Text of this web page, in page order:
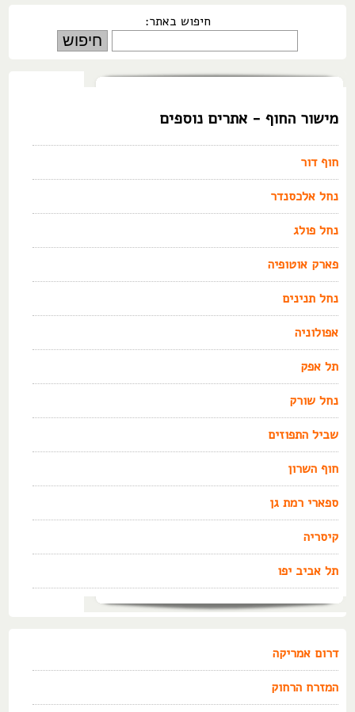
חיפוש באתר:
מישור החוף - אתרים נוספים
חוף דור
נחל אלכסנדר
נחל פולג
פארק אוטופיה
נחל תנינים
אפולוניה
תל אפק
נחל שורק
שביל התפוזים
חוף השרון
ספארי רמת גן
קיסריה
תל אביב יפו
דרום אמריקה
המזרח הרחוק